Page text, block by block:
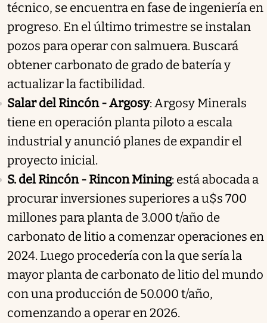
técnico, se encuentra en fase de ingeniería en
progreso. En el último trimestre se instalan
pozos para operar con salmuera. Buscará
obtener carbonato de grado de batería y
actualizar la factibilidad.
Salar del Rincón - Argosy: Argosy Minerals
tiene en operación planta piloto a escala
industrial y anunció planes de expandir el
proyecto inicial.
S. del Rincón - Rincon Mining: está abocada a
procurar inversiones superiores a u$s 700
millones para planta de 3.000 t/año de
carbonato de litio a comenzar operaciones en
2024. Luego procedería con la que sería la
mayor planta de carbonato de litio del mundo
con una producción de 50.000 t/año,
comenzando a operar en 2026.